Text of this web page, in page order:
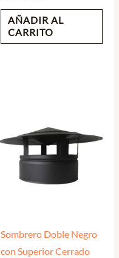
AÑADIR AL
CARRITO
Sombrero Doble Negro
con Superior Cerrado